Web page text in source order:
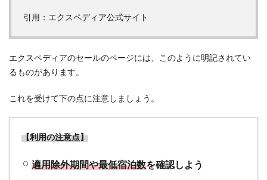
予約しよう
引用：エクスペディア公式サイト
エクスペディアのセールのページには、このように明記されてい
るものがあります。
これを受けて下の点に注意しましょう。
【利用の注意点】
適用除外期間や最低宿泊数を確認しよう